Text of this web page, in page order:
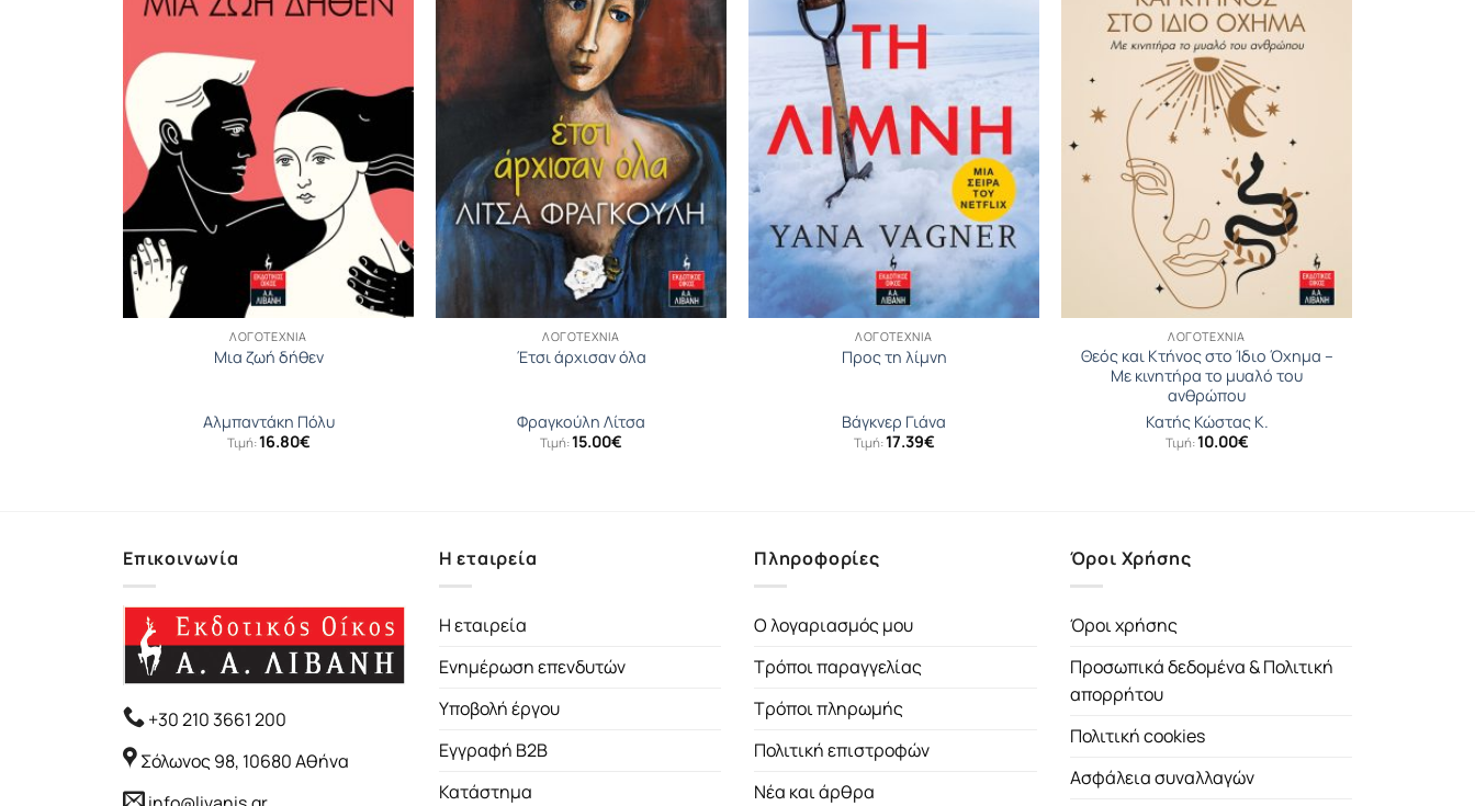
ΛΟΓΟΤΕΧΝΊΑ
Μια ζωή δήθεν
Αλμπαντάκη Πόλυ
Τιμή:16.80€
ΛΟΓΟΤΕΧΝΊΑ
Έτσι άρχισαν όλα
Φραγκούλη Λίτσα
Τιμή:15.00€
ΛΟΓΟΤΕΧΝΊΑ
Προς τη λίμνη
Βάγκνερ Γιάνα
Τιμή:17.39€
ΛΟΓΟΤΕΧΝΊΑ
Θεός και Κτήνος στο Ίδιο Όχηµα –
Με κινητήρα το μυαλό του
ανθρώπου
Κατής Κώστας Κ.
Τιμή:10.00€
Επικοινωνία
+30 210 3661 200
Σόλωνος 98, 10680 Αθήνα
Η εταιρεία
Η εταιρεία
Ενημέρωση επενδυτών
Υποβολή έργου
Εγγραφή B2B
Κατάστημα
Πληροφορίες
Ο λογαριασμός μου
Τρόποι παραγγελίας
Τρόποι πληρωμής
Πολιτική επιστροφών
Νέα και άρθρα
Όροι Χρήσης
Όροι χρήσης
Προσωπικά δεδομένα & Πολιτική
απορρήτου
Πολιτική cookies
Ασφάλεια συναλλαγών